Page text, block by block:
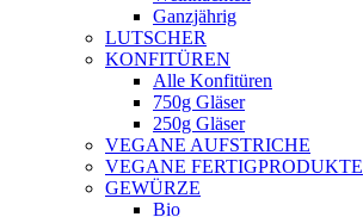
Ganzjährig
LUTSCHER
KONFITÜREN
Alle Konfitüren
750g Gläser
250g Gläser
VEGANE AUFSTRICHE
VEGANE FERTIGPRODUKTE
GEWÜRZE
Bio